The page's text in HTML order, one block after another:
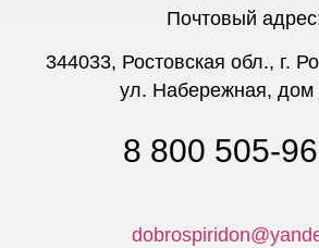
Почтовый
344033, Ростовская обл., г.
ул. Набережная, дом
8 800 505-